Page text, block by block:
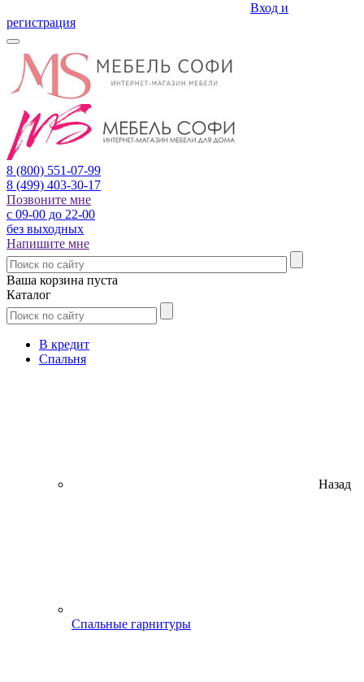
Вход и
регистрация
8 (800) 551-07-99
8 (499) 403-30-17
Позвоните мне
с 09-00 до 22-00
без выходных
Напишите мне
Ваша корзина пуста
Каталог
В кредит
Спальня
Назад
Спальные гарнитуры